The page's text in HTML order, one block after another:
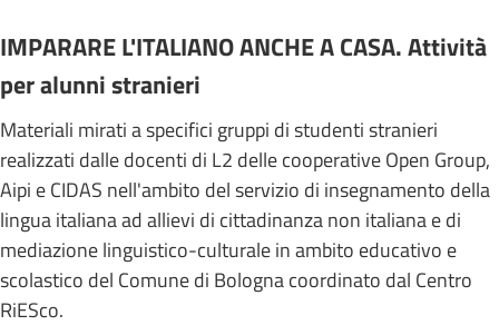
IMPARARE L'ITALIANO ANCHE A CASA. Attività
per alunni stranieri
Materiali mirati a specifici gruppi di studenti stranieri
realizzati dalle docenti di L2 delle cooperative Open Group,
Aipi e CIDAS nell'ambito del servizio di insegnamento della
lingua italiana ad allievi di cittadinanza non italiana e di
mediazione linguistico-culturale in ambito educativo e
scolastico del Comune di Bologna coordinato dal Centro
RiESco.